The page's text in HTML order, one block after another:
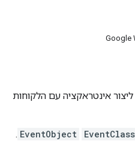
אינטראקציה עם הלקוחות
EventClass
EventObject
.